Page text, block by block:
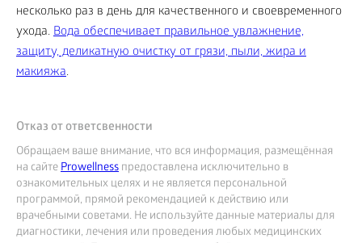
несколько раз в день для качественного и своевременного
ухода. Вода обеспечивает правильное увлажнение,
защиту, деликатную очистку от грязи, пыли, жира и
макияжа.
Отказ от ответсвенности
Обращаем ваше внимание, что вся информация, размещённая
на сайтеProwellness предоставлена исключительно в
ознакомительных целях и не является персональной
программой, прямой рекомендацией к действию или
врачебными советами. Не используйте данные материалы для
диагностики, лечения или проведения любых медицинских